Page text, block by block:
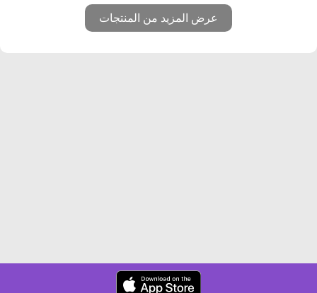
عرض المزيد من المنتجات